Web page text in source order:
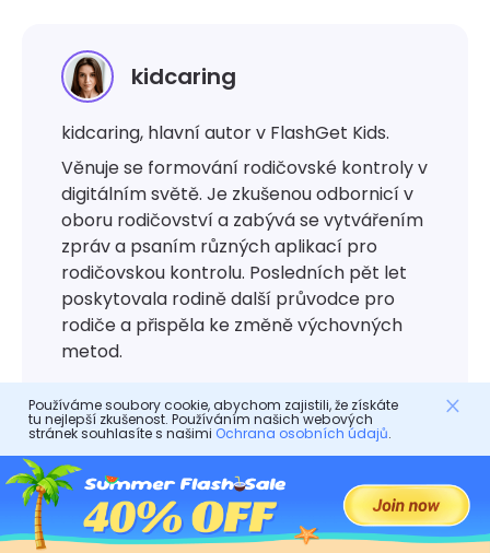
kidcaring
kidcaring, hlavní autor v FlashGet Kids.
Věnuje se formování rodičovské kontroly v
digitálním světě. Je zkušenou odbornicí v
oboru rodičovství a zabývá se vytvářením
zpráv a psaním různých aplikací pro
rodičovskou kontrolu. Posledních pět let
poskytovala rodině další průvodce pro
rodiče a přispěla ke změně výchovných
metod.
Používáme soubory cookie, abychom zajistili, že získáte
tu nejlepší zkušenost. Používáním našich webových
stránek souhlasíte s našimi Ochrana osobních údajů.